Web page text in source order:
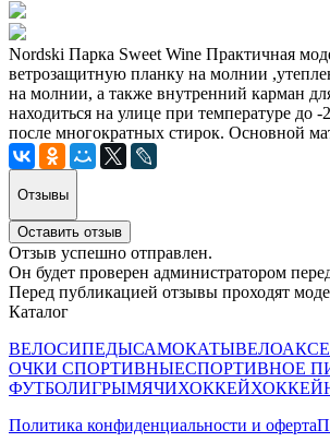
Nordski Парка Sweet Wine Практичная
ветрозащитную планку на молнии
на молнии, а также внутренний карман
находиться на улице при температуре
после многократных стирок. Основной
Отзывы
Оставить отзыв
Отзыв успешно отправлен.
Он будет проверен администратором
Перед публикацией отзывы проходят
Каталог
ВЕЛОСИПЕДЫСАМОКАТЫ
ОЧКИ СПОРТИВНЫЕСПОРТИВНОЕ
ФУТБОЛИГРЫМЯЧИХОККЕЙ
Политика конфиденциальности и оферта